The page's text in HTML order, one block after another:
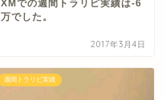
XMでの週間トラリピ実績は-6
万でした。
2017年3月4日
週間トラリピ実績